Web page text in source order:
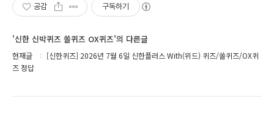
공감 구독하기
'신한 신박퀴즈 쏠퀴즈 OX퀴즈'의 다른글
현재글
[신한퀴즈] 2026년 7월 6일 신한플러스 With(위드) 퀴즈/쏠퀴즈/OX퀴
즈 정답